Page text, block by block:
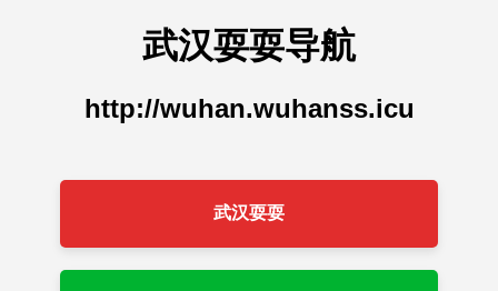
武汉耍耍导航
http://wuhan.wuhanss.icu
武汉耍耍